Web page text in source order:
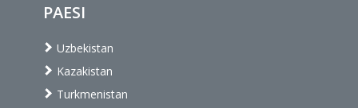
PAESI
Uzbekistan
Kazakistan
Turkmenistan